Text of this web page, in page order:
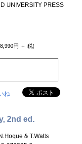
UNIVERSITY PRESS
円 ＋ 税)
ね
2nd ed.
& T.Watts